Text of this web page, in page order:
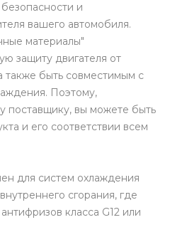
и
вашего автомобиля.
материалы"
защиту двигателя от
также быть совместимым с
Поэтому,
поставщику, вы можете быть
и его соответствии всем
для систем охлаждения
сгорания, где
класса G12 или